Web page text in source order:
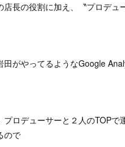
店長の役割に加え、〝プロデュ
田がやってるようなGoogle
プロデューサーと２人のTOP
ので